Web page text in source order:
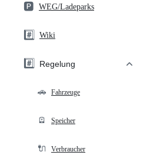
🅿️ WEG/Ladeparks
#️⃣ Wiki
#️⃣ Regelung
🚗 Fahrzeuge
🪫 Speicher
🔌 Verbraucher